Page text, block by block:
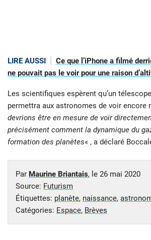
LIRE AUSSI
Ce que l’iPhone a filmé
ne pouvait pas le voir pour une raison
Les scientifiques espèrent qu’un
permettra aux astronomes de voir encore
devrions être en mesure de voir
précisément comment la dynamique du
formation des planètes« , a déclaré
Par Maurine Briantais, le 26 mai 2020
Source: Futurism
Étiquettes: planète, naissance,
Catégories: Espace, Brèves